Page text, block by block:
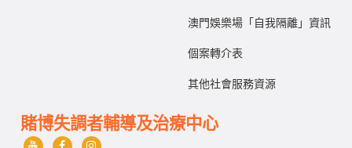
澳門娛樂場「自我隔離」資訊
個案轉介表
其他社會服務資源
賭博失調者輔導及治療中心